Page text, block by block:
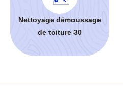
Nettoyage démoussage
de toiture 30